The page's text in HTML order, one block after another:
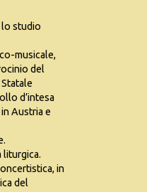
lo studio
musicale,
del
d’intesa
Austria e
liturgica.
in
del